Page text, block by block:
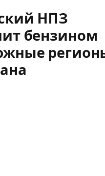
НПЗ
бензином